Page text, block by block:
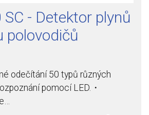
SC - Detektor plynů
polovodičů
odečítání 50 typů různých
pomocí LED.・